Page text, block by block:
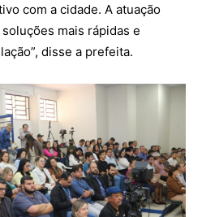
com a cidade. A atuação
mais rápidas e
disse a prefeita.